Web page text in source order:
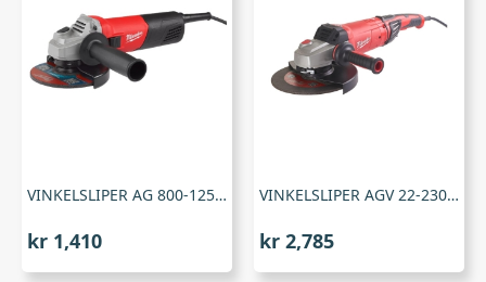
VINKELSLIPER AG 800-125 E , Milwaukee
kr 1,410
VINKELSLIPER AGV 22-230 DMS , Milwaukee
kr 2,785